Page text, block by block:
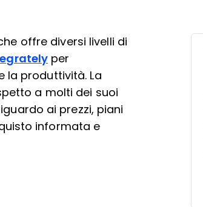
offre diversi livelli di
per
la produttività. La
a molti dei suoi
ai prezzi, piani
informata e